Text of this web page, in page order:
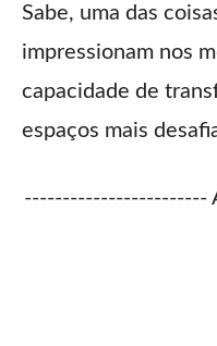
Sabe, uma das
impressionam nos
capacidade de
espaços mais
------------------------